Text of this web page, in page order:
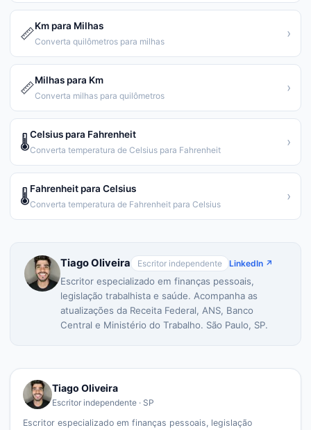
📏Km para Milhas
Converta quilômetros para milhas
›
📏Milhas para Km
Converta milhas para quilômetros
›
🌡️Celsius para Fahrenheit
Converta temperatura de Celsius para Fahrenheit
›
🌡️Fahrenheit para Celsius
Converta temperatura de Fahrenheit para Celsius
›
Tiago Oliveira Escritor independente LinkedIn ↗
Escritor especializado em finanças pessoais,
legislação trabalhista e saúde. Acompanha as
atualizações da Receita Federal, ANS, Banco
Central e Ministério do Trabalho. São Paulo, SP.
Tiago Oliveira
Escritor independente · SP
Escritor especializado em finanças pessoais, legislação